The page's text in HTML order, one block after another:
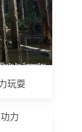
玩耍